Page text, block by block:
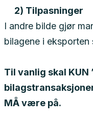
2) Tilpasninger
I andre bilde gjør
bilagene i eksporten
Til vanlig skal
MÅ være på.